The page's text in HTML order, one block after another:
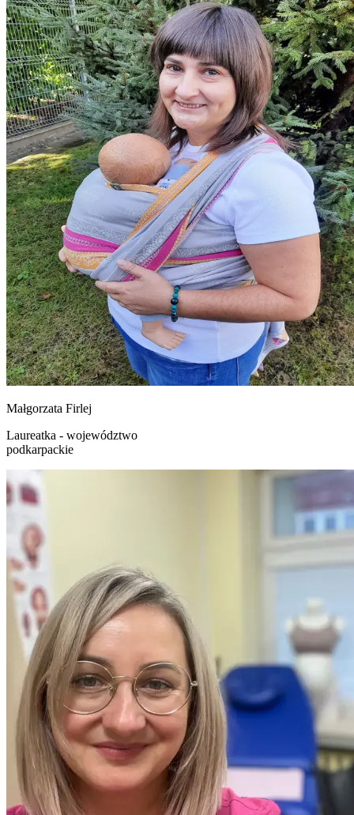
Małgorzata Firlej
Laureatka - województwo
podkarpackie